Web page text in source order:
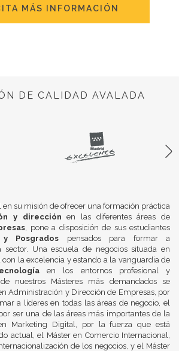
MÁS INFORMACIÓN
DE CALIDAD AVALADA
en su misión de ofrecer una formación práctica
y dirección en las diferentes áreas de
, pone a disposición de sus estudiantes
Posgrados pensados para formar a
sector. Una escuela de negocios situada en
la excelencia y estando a la vanguardia de
en los entornos profesional y
nuestros Másteres más demandados se
Administración y Dirección de Empresas, por
a líderes en todas las áreas de negocio, el
ser una de las áreas más importantes de la
Marketing Digital, por la fuerza que está
actual, el Máster en Comercio Internacional,
de los negocios, y el Máster